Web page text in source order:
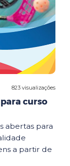
823 visualizações
curso
abertas para
a partir de